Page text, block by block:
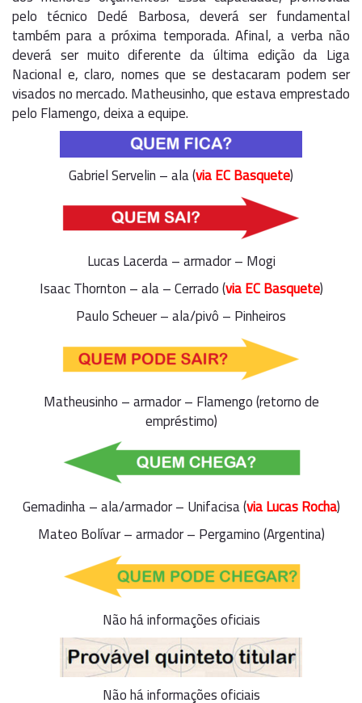
pelo técnico Dedé Barbosa, deverá ser fundamental
também para a próxima temporada. Afinal, a verba não
deverá ser muito diferente da última edição da Liga
Nacional e, claro, nomes que se destacaram podem ser
visados no mercado. Matheusinho, que estava emprestado
pelo Flamengo, deixa a equipe.
Gabriel Servelin – ala (via EC Basquete)
Lucas Lacerda – armador – Mogi
Isaac Thornton – ala – Cerrado (via EC Basquete)
Paulo Scheuer – ala/pivô – Pinheiros
Matheusinho – armador – Flamengo (retorno de
empréstimo)
Gemadinha – ala/armador – Unifacisa (via Lucas Rocha)
Mateo Bolívar – armador – Pergamino (Argentina)
Não há informações oficiais
Não há informações oficiais